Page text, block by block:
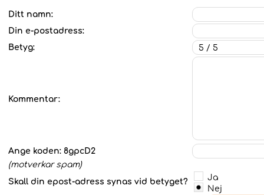
Ditt namn:
Din e-postadress:
Betyg:
Kommentar:
Ange koden: 8gpcD2
(motverkar spam)
Skall din epost-adress synas vid betyget?
Ja
Nej